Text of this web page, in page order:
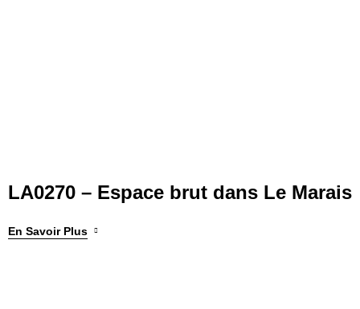
LA0270 – Espace brut dans Le Marais
En Savoir Plus